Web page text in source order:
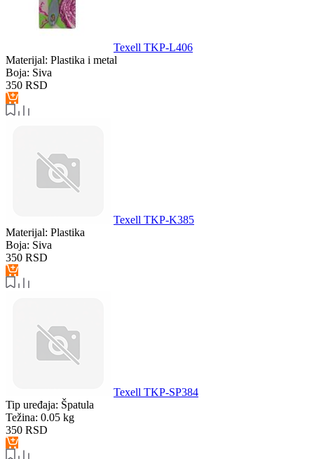
Texell TKP-L406
Materijal: Plastika i metal
Boja: Siva
350 RSD
Texell TKP-K385
Materijal: Plastika
Boja: Siva
350 RSD
Texell TKP-SP384
Tip uređaja: Špatula
Težina: 0.05 kg
350 RSD